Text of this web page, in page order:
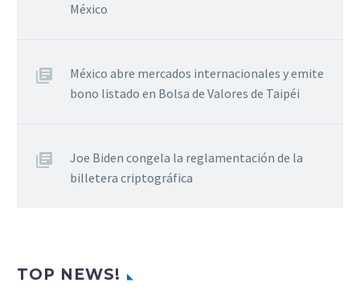
México
México abre mercados internacionales y emite
bono listado en Bolsa de Valores de Taipéi
Joe Biden congela la reglamentación de la
billetera criptográfica
TOP NEWS!